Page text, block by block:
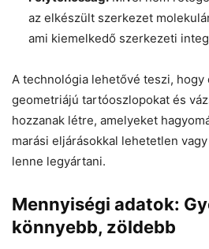
az elkészült szerkezet
ami kiemelkedő szerkezeti
A technológia lehetővé teszi, hogy
geometriájú tartóoszlopokat és
hozzanak létre, amelyeket
marási eljárásokkal lehetetlen
lenne legyártani.
Mennyiségi adatok:
könnyebb, zöldebb